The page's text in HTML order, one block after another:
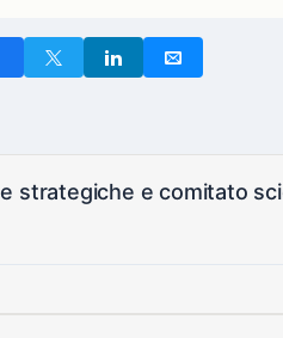
strategiche e comitato